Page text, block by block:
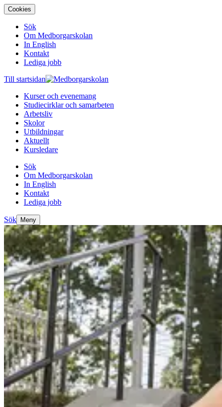
Cookies
Sök
Om Medborgarskolan
In English
Kontakt
Lediga jobb
Till startsidan
Kurser och evenemang
Studiecirklar och samarbeten
Arbetsliv
Skolor
Utbildningar
Aktuellt
Kursledare
Sök
Om Medborgarskolan
In English
Kontakt
Lediga jobb
Sök Meny